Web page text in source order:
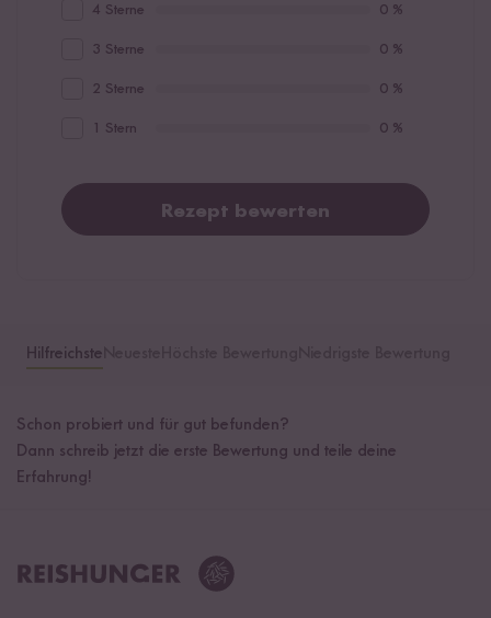
4 Sterne 0 %
3 Sterne 0 %
2 Sterne 0 %
1 Stern 0 %
Rezept bewerten
Hilfreichste
Schon probiert und für gut befunden?
Dann schreib jetzt die erste Bewertung und teile deine
Erfahrung!